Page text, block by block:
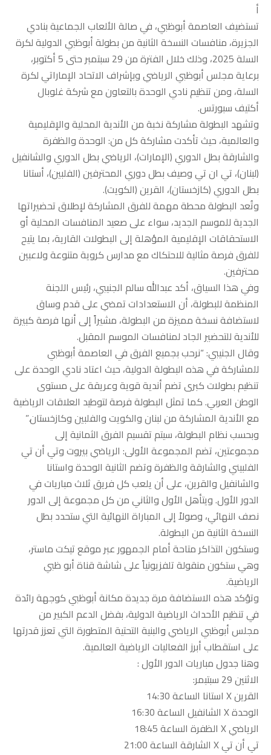
أ
تستضيف العاصمة أبوظبي، في صالة الألعاب الجماعية بنادي
الجزيرة، منافسات النسخة الثانية من بطولة أبوظبي الدولية لكرة
السلة 2025، وذلك خلال الفترة من 29 سبتمبر حتى 5 أكتوبر،
برعاية مجلس أبوظبي الرياضي وبإشراف الاتحاد الإماراتي لكرة
السلة، ومن تنظيم نادي الوحدة بالتعاون مع شركة غلوبال
أكتيف سبورتس.
وتشهد البطولة مشاركة نخبة من الأندية المحلية والإقليمية
والعالمية، حيث تأكدت مشاركة كل من: الوحدة والظفرة
والشارقة بطل الدوري (الإمارات)، الرياضي بطل الدوري والشانفيل
(لبنان)، تي ان تي وصيف بطل دوري المحترفين (الفلبين)، أستانا
بطل الدوري (كازخستان)، القرين (الكويت).
وتُعد البطولة محطة مهمة للفرق المشاركة لإطلاق تحضيراتها
الجدية للموسم الجديد، سواء على صعيد المنافسات المحلية أو
الاستحقاقات الإقليمية المؤهلة إلى البطولات القارية، بما يتيح
للفرق فرصة مثالية للاحتكاك مع مدارس كروية متنوعة ولاعبين
محترفين.
وفي هذا السياق، أكد عبدالله سالم الجنيبي، رئيس اللجنة
المنظمة للبطولة، أن الاستعدادات تمضي على قدم وساق
لاستضافة نسخة مميزة من البطولة، مشيراً إلى أنها فرصة كبيرة
للأندية للتحضير الجاد لمنافسات الموسم المقبل.
وقال الجنيبي: “نرحب بجميع الفرق في العاصمة أبوظبي
للمشاركة في هذه البطولة الدولية، حيث اعتاد نادي الوحدة على
تنظيم بطولات كبرى تضم أندية قوية وعريقة على مستوى
الوطن العربي. كما تمثل البطولة فرصة لتوطيد العلاقات الرياضية
مع الأندية المشاركة من لبنان والكويت والفلبين وكازخستان.”
وبحسب نظام البطولة، سيتم تقسيم الفرق الثمانية إلى
مجموعتين، تضم المجموعة الأولى: الرياضي بيروت وتي أن تي
الفلبيني والشارقة والظفرة وتضم الثانية الوحدة واستانا
والشانفيل والقرين، على أن يلعب كل فريق ثلاث مباريات في
الدور الأول. ويتأهل الأول والثاني من كل مجموعة إلى الدور
نصف النهائي، وصولاً إلى المباراة النهائية التي ستحدد بطل
النسخة الثانية من البطولة.
وستكون التذاكر متاحة أمام الجمهور عبر موقع تيكت ماستر،
وهي ستكون منقولة تلفزيونياً على شاشة قناة أبو ظبي
الرياضية.
وتؤكد هذه الاستضافة مرة جديدة مكانة أبوظبي كوجهة رائدة
في تنظيم الأحداث الرياضية الدولية، بفضل الدعم الكبير من
مجلس أبوظبي الرياضي والبنية التحتية المتطورة التي تعزز قدرتها
على استقطاب أبرز الفعاليات الرياضية العالمية.
وهنا جدول مباريات الدور الأول :
الاثنين 29 سبتبمر:
القرين X استانا الساعة 14:30
الوحدة X الشانفيل الساعة 16:30
الرياضي X الظفرة الساعة 18:45
تي أن تي X الشارقة الساعة 21:00